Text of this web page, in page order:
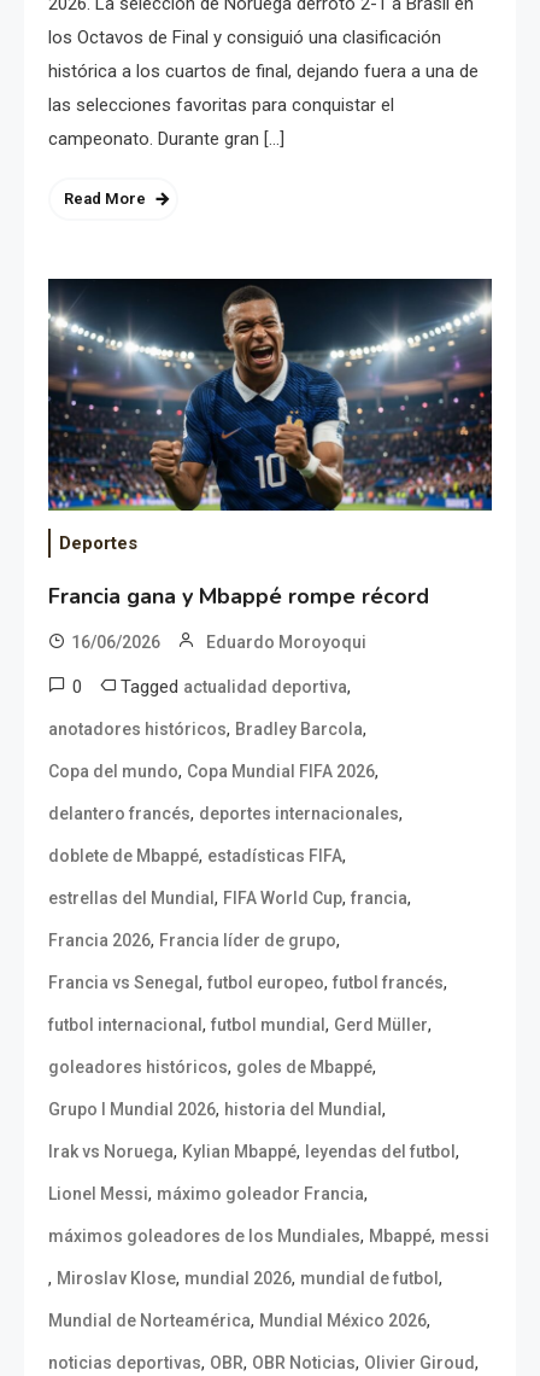
los Octavos de Final y consiguió una clasificación
histórica a los cuartos de final, dejando fuera a una de
las selecciones favoritas para conquistar el
campeonato. Durante gran […]
Read More
Deportes
Francia gana y Mbappé rompe récord
16/06/2026 Eduardo Moroyoqui
0 Tagged actualidad deportiva,
anotadores históricos, Bradley Barcola,
Copa del mundo, Copa Mundial FIFA 2026,
delantero francés, deportes internacionales,
doblete de Mbappé, estadísticas FIFA,
estrellas del Mundial , FIFA World Cup, francia,
Francia 2026, Francia líder de grupo,
Francia vs Senegal , futbol europeo, futbol francés,
futbol internacional , futbol mundial , Gerd Müller,
goleadores históricos, goles de Mbappé,
Grupo I Mundial 2026, historia del Mundial ,
Irak vs Noruega, Kylian Mbappé, leyendas del futbol ,
Lionel Messi, máximo goleador Francia,
máximos goleadores de los Mundiales, Mbappé, messi
, Miroslav Klose, mundial 2026, mundial de futbol ,
Mundial de Norteamérica, Mundial México 2026,
noticias deportivas, OBR, OBR Noticias, Olivier Giroud,